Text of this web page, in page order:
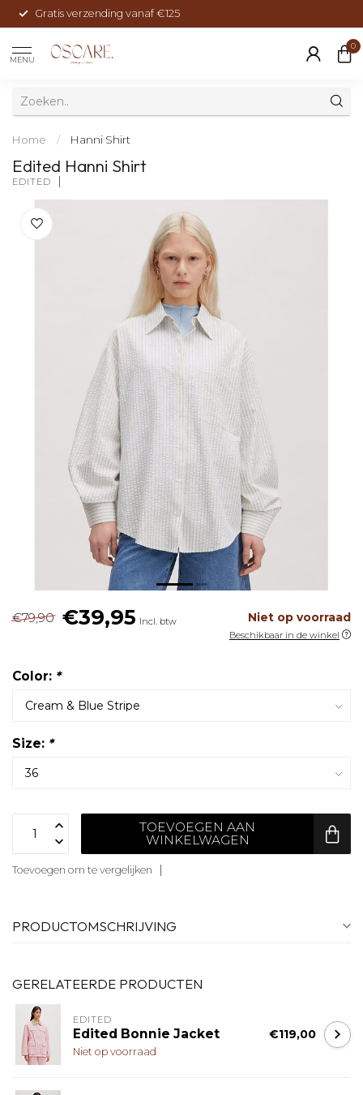
Gratis verzending vanaf €125
MENU
0
Home / Hanni Shirt
Edited Hanni Shirt
EDITED
€79,90 €39,95 Incl. btw Niet op voorraad
Beschikbaar in de winkel
Color: *
Size: *
TOEVOEGEN AAN
WINKELWAGEN
Toevoegen om te vergelijken
PRODUCTOMSCHRIJVING
GERELATEERDE PRODUCTEN
EDITED
Edited Bonnie Jacket
Niet op voorraad
€119,00